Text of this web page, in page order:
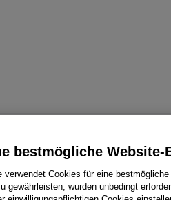
bestmögliche Website-
verwendet Cookies für eine
gewährleisten, wurden unbedingt